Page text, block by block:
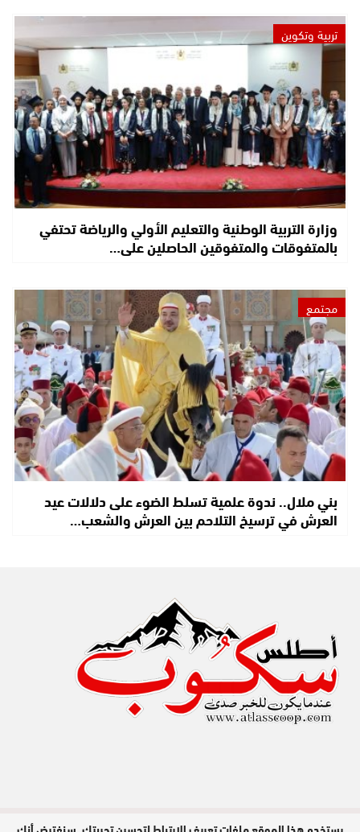
تربية وتكوين
وزارة التربية الوطنية والتعليم الأولي والرياضة تحتفي
بالمتفوقات والمتفوقين الحاصلين على…
مجتمع
بني ملال.. ندوة علمية تسلط الضوء على دلالات عيد
العرش في ترسيخ التلاحم بين العرش والشعب…